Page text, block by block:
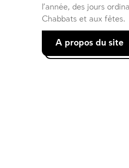
l’année, des jours
Chabbats et aux fêtes.
A propos du site